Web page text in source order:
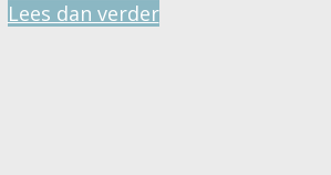
Lees dan verder